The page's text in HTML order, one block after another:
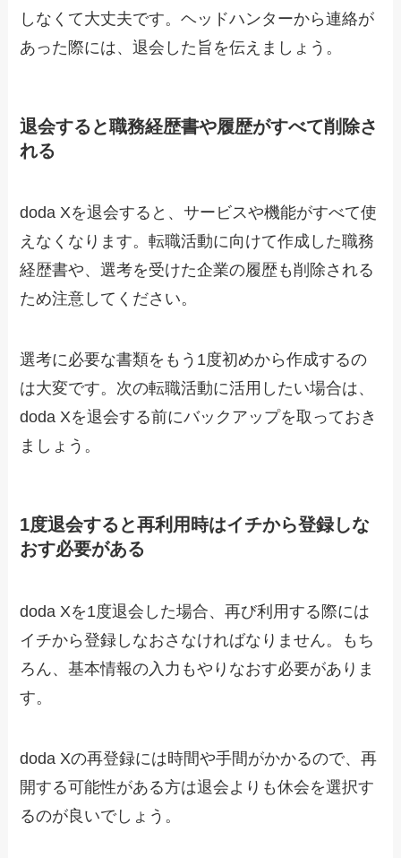
しなくて大丈夫です。ヘッドハンターから連絡が
あった際には、退会した旨を伝えましょう。
退会すると職務経歴書や履歴がすべて削除さ
れる
doda Xを退会すると、サービスや機能がすべて使
えなくなります。転職活動に向けて作成した職務
経歴書や、選考を受けた企業の履歴も削除される
ため注意してください。
選考に必要な書類をもう1度初めから作成するの
は大変です。次の転職活動に活用したい場合は、
doda Xを退会する前にバックアップを取っておき
ましょう。
1度退会すると再利用時はイチから登録しな
おす必要がある
doda Xを1度退会した場合、再び利用する際には
イチから登録しなおさなければなりません。もち
ろん、基本情報の入力もやりなおす必要がありま
す。
doda Xの再登録には時間や手間がかかるので、再
開する可能性がある方は退会よりも休会を選択す
るのが良いでしょう。